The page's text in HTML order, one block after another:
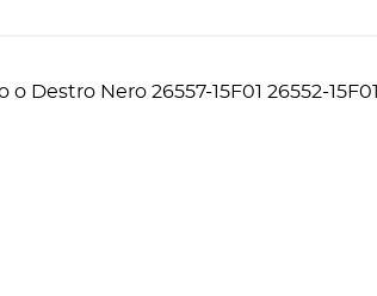
Destro Nero 26557-15F01 26552-15F01